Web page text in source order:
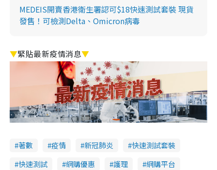
MEDEIS開賣香港衛生署認可$18快速測試套裝 現貨
發售！可檢測Delta、Omicron病毒
▼緊貼最新疫情消息▼
著數 疫情 新冠肺炎
快速測試套裝
快速測試
網購優惠 護理
網購平台